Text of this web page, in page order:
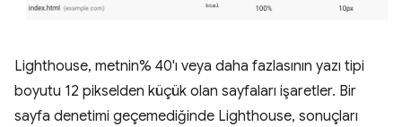
Lighthouse, metnin% 40'ı veya daha fazlasının yazı tipi
boyutu 12 pikselden küçük olan sayfaları işaretler. Bir
sayfa denetimi geçemediğinde Lighthouse, sonuçları